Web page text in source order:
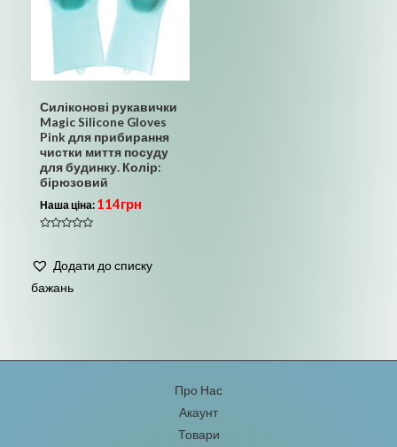
Силіконові рукавички
Magic Silicone Gloves
Pink для прибирання
чистки миття посуду
для будинку. Колір:
бірюзовий
Наша ціна: 114грн
з
Додати до списку
бажань
Про Нас
Акаунт
Товари